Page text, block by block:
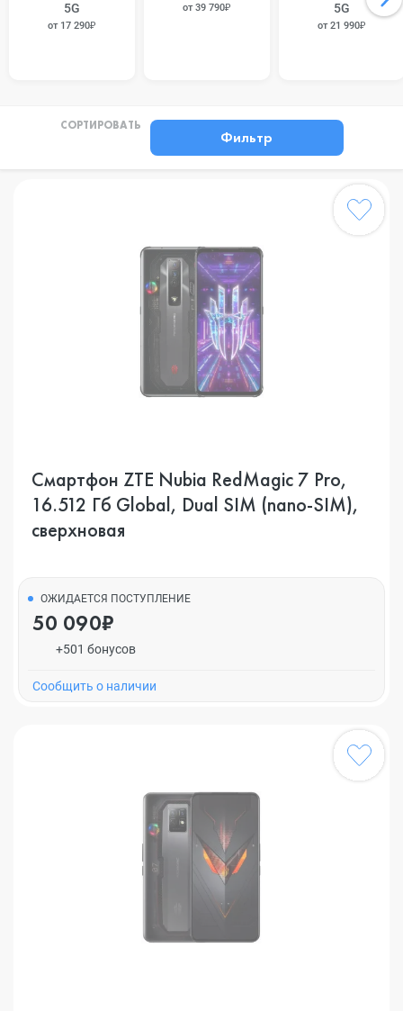
5G
от 17 290₽
от 39 790₽
5G
от 21 990₽
СОРТИРОВАТЬ
Фильтр
Смартфон ZTE Nubia RedMagic 7 Pro,
16.512 Гб Global, Dual SIM (nano-SIM),
сверхновая
ОЖИДАЕТСЯ ПОСТУПЛЕНИЕ
50 090₽
+501 бонусов
Cообщить о наличии